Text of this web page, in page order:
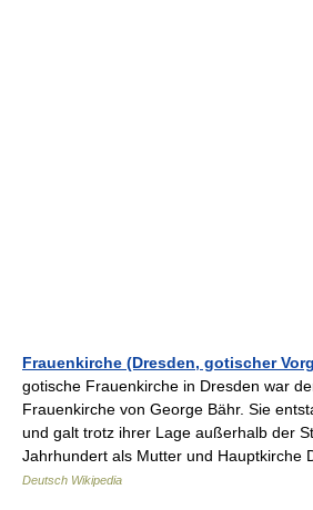
Frauenkirche (Dresden, gotischer
gotische Frauenkirche in Dresden war
Frauenkirche von George Bähr. Sie
und galt trotz ihrer Lage außerhalb der
Jahrhundert als Mutter und
Deutsch Wikipedia